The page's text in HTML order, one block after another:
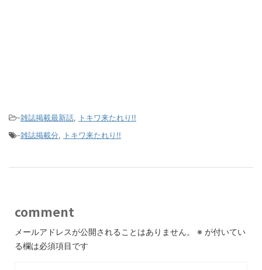
-雑誌掲載最新話, トキワ来たれり!!
-雑誌掲載分, トキワ来たれり!!
comment
メールアドレスが公開されることはありません。 ※ が付いてい
る欄は必須項目です